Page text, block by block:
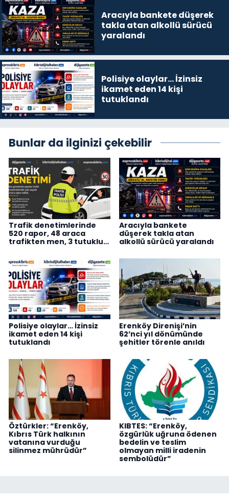
Aracıyla bankete düşerek
takla atan alkollü sürücü
yaralandı
Polisiye olaylar… İzinsiz
ikamet eden 14 kişi
tutuklandı
Bunlar da ilginizi çekebilir
Trafik denetimlerinde
520 rapor, 48 araca
trafikten men, 3 tutuklu…
Aracıyla bankete
düşerek takla atan
alkollü sürücü yaralandı
Polisiye olaylar… İzinsiz
ikamet eden 14 kişi
tutuklandı
Erenköy Direnişi’nin
62’nci yıl dönümünde
şehitler törenle anıldı
Öztürkler: “Erenköy,
Kıbrıs Türk halkının
vatanına vurduğu
silinmez mührüdür”
KIBTES: “Erenköy,
özgürlük uğruna ödenen
bedelin ve teslim
olmayan milli iradenin
sembolüdür”